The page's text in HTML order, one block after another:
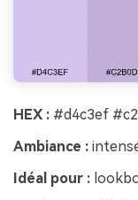
HEX : #d4c3ef
Ambiance :
Idéal pour :